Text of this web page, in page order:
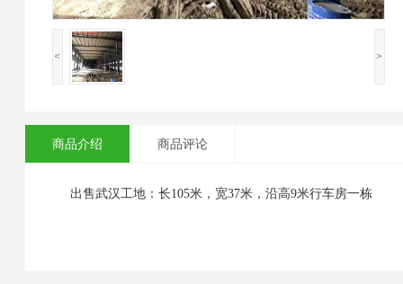
< >
商品介绍 商品评论
出售武汉工地：长105米，宽37米，沿高9米行车房一栋